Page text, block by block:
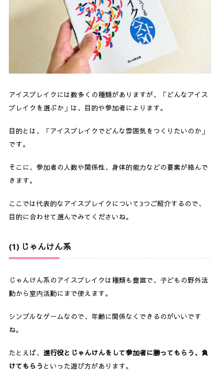
アイスブレイクには数多くの種類がありますが、「どんなアイス
ブレイクを選ぶか」は、目的や参加者によります。
目的とは、「アイスブレイクでどんな雰囲気をつくりたいのか」
です。
そこに、参加者の人数や関係性、身体的能力などの要素が絡んで
きます。
ここでは代表的なアイスブレイクについて3つご紹介するので、
目的に合わせて選んでみてくださいね。
(1) じゃんけん系
じゃんけん系のアイスブレイクは種類も豊富で、子どもの野外活
動から室内活動にまで使えます。
シンプルなゲームなので、年齢に関係なくできるのがいいです
ね。
たとえば、 進行役とじゃんけんをして参加者に勝ってもらう、負
けてもらう といった遊び方があります。